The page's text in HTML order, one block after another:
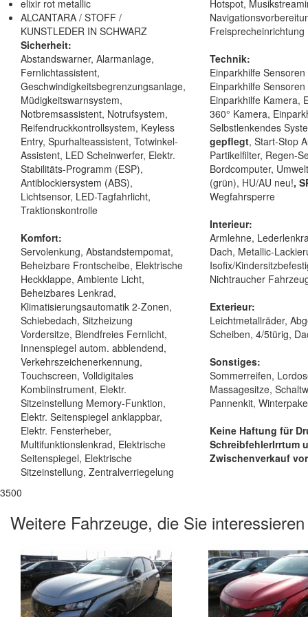
elixir rot metallic
ALCANTARA / STOFF /
KUNSTLEDER IN SCHWARZ
Sicherheit:
Abstandswarner, Alarmanlage,
Fernlichtassistent,
Geschwindigkeitsbegrenzungsanlage,
Müdigkeitswarnsystem,
Notbremsassistent, Notrufsystem,
Reifendruckkontrollsystem, Keyless
Entry, Spurhalteassistent, Totwinkel-
Assistent, LED Scheinwerfer, Elektr.
Stabilitäts-Programm (ESP),
Antiblockiersystem (ABS),
Lichtsensor, LED-Tagfahrlicht,
Traktionskontrolle
Komfort:
Servolenkung, Abstandstempomat,
Beheizbare Frontscheibe, Elektrische
Heckklappe, Ambiente Licht,
Beheizbares Lenkrad,
Klimatisierungsautomatik 2-Zonen,
Schiebedach, Sitzheizung
Vordersitze, Blendfreies Fernlicht,
Innenspiegel autom. abblendend,
Verkehrszeichenerkennung,
Touchscreen, Volldigitales
Kombiinstrument, Elektr.
Sitzeinstellung Memory-Funktion,
Elektr. Seitenspiegel anklappbar,
Elektr. Fensterheber,
Multifunktionslenkrad, Elektrische
Seitenspiegel, Elektrische
Sitzeinstellung, Zentralverriegelung
Hotspot,
Freisprecheinrichtung
Technik:
Einparkhilfe
Einparkhilfe
Einparkhilfe Kamera,
360° Kamera,
Selbstlenkendes
gepflegt, Start-Stop
Partikelfilter, Regen-
Bordcomputer,
(grün), HU/AU neu!,
Wegfahrsperre
Interieur:
Armlehne,
Dach, Metallic-
Isofix/
Nichtraucher
Exterieur:
Leichtmetallräder,
Scheiben, 4/5türig,
Sonstiges:
Sommerreifen,
Massagesitze,
Pannenkit,
Keine Haftung für
SchreibfehlerIrrtum
Zwischenverkauf
3500
Weitere Fahrzeuge, die Sie